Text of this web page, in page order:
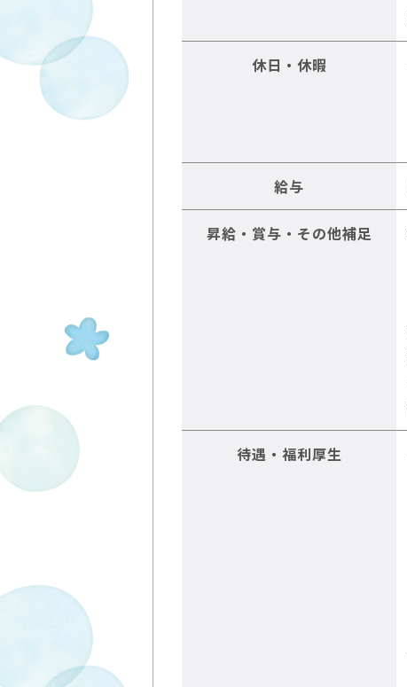
休日・休暇
給与
昇給・賞与・その他補足
待遇・福利厚生